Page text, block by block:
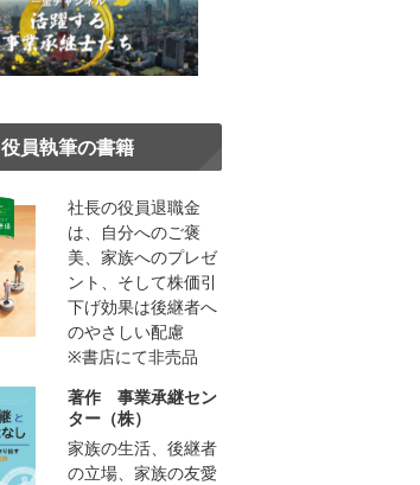
役員執筆の書籍
社長の役員退職金
は、自分へのご褒
美、家族へのプレゼ
ント、そして株価引
下げ効果は後継者へ
のやさしい配慮
※書店にて非売品
著作 事業承継セン
ター（株）
家族の生活、後継者
の立場、家族の友愛